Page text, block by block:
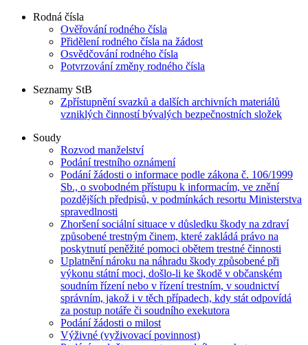
Rodná čísla
Ověřování rodného čísla
Přidělení rodného čísla na žádost
Osvědčování rodného čísla
Potvrzování změny rodného čísla
Seznamy StB
Zpřístupnění svazků a dalších archivních materiálů
vzniklých činností bývalých bezpečnostních složek
Soudy
Rozvod manželství
Podání trestního oznámení
Podání žádosti o informace podle zákona č. 106/1999
Sb., o svobodném přístupu k informacím, ve znění
pozdějších předpisů, v podmínkách resortu Ministerstva
spravedlnosti
Zhoršení sociální situace v důsledku škody na zdraví
způsobené trestným činem, které zakládá právo na
poskytnutí peněžité pomoci obětem trestné činnosti
Uplatnění nároku na náhradu škody způsobené při
výkonu státní moci, došlo-li ke škodě v občanském
soudním řízení nebo v řízení trestním, v soudnictví
správním, jakož i v těch případech, kdy stát odpovídá
za postup notáře či soudního exekutora
Podání žádosti o milost
Výživné (vyživovací povinnost)